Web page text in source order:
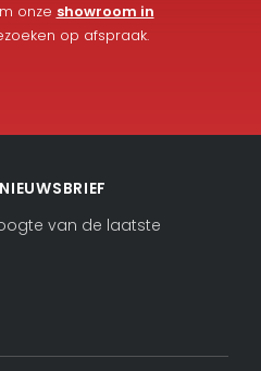
onze showroom in
op afspraak.
van de laatste
k